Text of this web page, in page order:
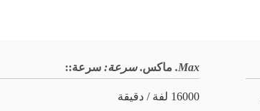
Max. ماكس. سرعة: سرعة::
16000 لفة / دقيقة